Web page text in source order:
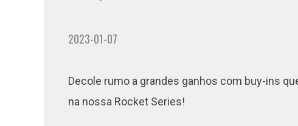
2023-01-07
Decole rumo a grandes ganhos com buy-ins
na nossa Rocket Series!